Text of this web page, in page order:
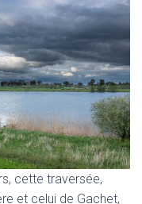
cette traversée,
et celui de Gachet,